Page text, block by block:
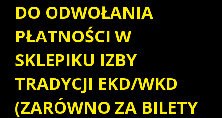
DO ODWOŁANIA
PŁATNOŚCI W
SKLEPIKU IZBY
TRADYCJI EKD/WKD
(ZARÓWNO ZA BILETY